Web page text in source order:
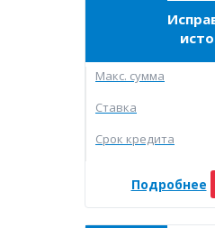
Макc. сумма
Ставка
Срок кредита
Подробнее